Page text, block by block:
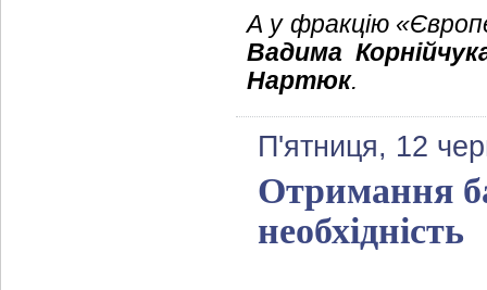
А у фракцію
Вадима
Нартюк.
П'ятниця, 12
Отримання
необхідність